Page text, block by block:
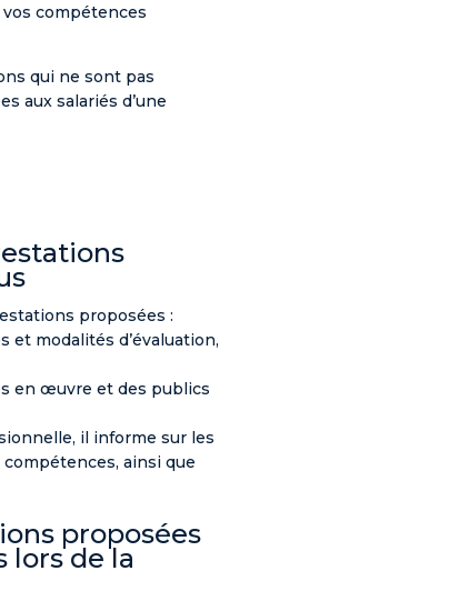
compétences
qui ne sont pas
aux salariés d’une
proposées :
et modalités d’évaluation,
en œuvre et des publics
il informe sur les
ainsi que
proposées
lors de la